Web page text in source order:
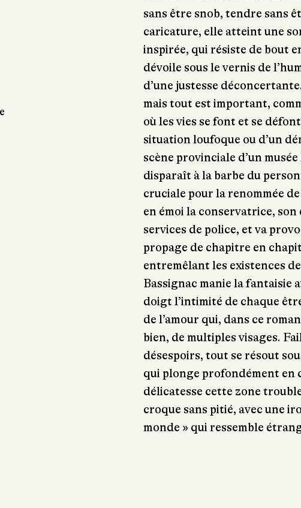
sans être snob, tendre sans
caricature, elle atteint une
inspirée, qui résiste de bout
dévoile sous le vernis de
d’une justesse
mais tout est important,
où les vies se font et se
situation loufoque ou d’un
scène provinciale d’un
disparaît à la barbe du
cruciale pour la renommée
en émoi la conservatrice, son
services de police, et va
propage de chapitre en
entremêlant les existences
Bassignac manie la fantaisie
doigt l’intimité de chaque
de l’amour qui, dans ce
bien, de multiples visages.
désespoirs, tout se résout
qui plonge profondément en
délicatesse cette zone
croque sans pitié, avec une
monde » qui ressemble